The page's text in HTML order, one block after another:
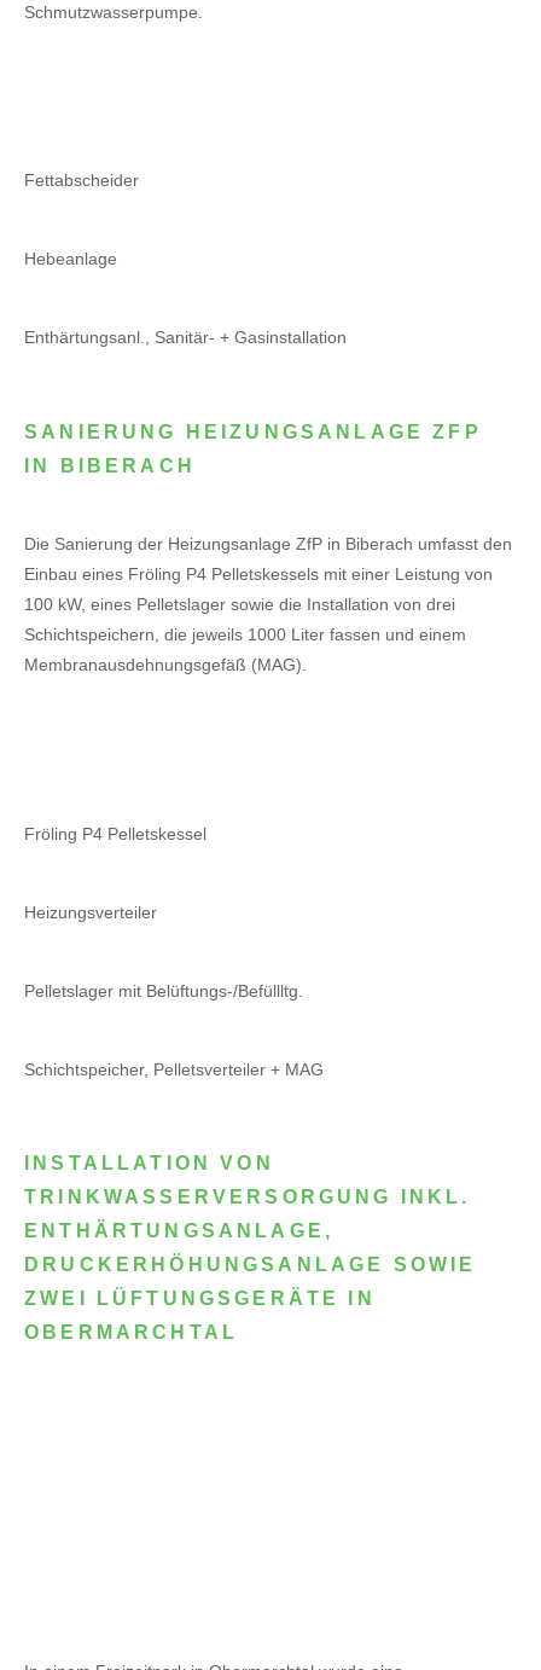
Schmutzwasserpumpe.
Fettabscheider
Hebeanlage
Enthärtungsanl., Sanitär- + Gasinstallation
SANIERUNG HEIZUNGSANLAGE ZFP
IN BIBERACH
Die Sanierung der Heizungsanlage ZfP in Biberach umfasst den
Einbau eines Fröling P4 Pelletskessels mit einer Leistung von
100 kW, eines Pelletslager sowie die Installation von drei
Schichtspeichern, die jeweils 1000 Liter fassen und einem
Membranausdehnungsgefäß (MAG).
Fröling P4 Pelletskessel
Heizungsverteiler
Pelletslager mit Belüftungs-/Befüllltg.
Schichtspeicher, Pelletsverteiler + MAG
INSTALLATION VON
TRINKWASSERVERSORGUNG INKL.
ENTHÄRTUNGSANLAGE,
DRUCKERHÖHUNGSANLAGE SOWIE
ZWEI LÜFTUNGSGERÄTE IN
OBERMARCHTAL